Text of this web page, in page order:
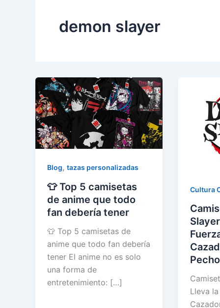
demon slayer
Blog, tazas personalizadas
👕 Top 5 camisetas
de anime que todo
fan debería tener
👕 Top 5 camisetas de
anime que todo fan debería
tener El anime no es solo
una forma de
entretenimiento: […]
Cultura
Pecho
Lleva